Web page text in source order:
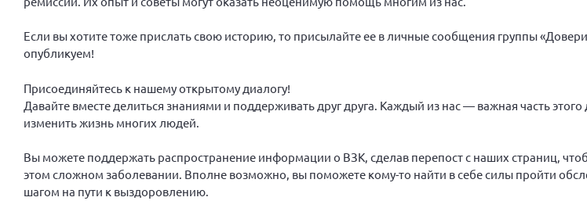
Если вы хотите тоже прислать свою историю, то присылайте ее в личные сообщения группы
опубликуем!
Присоединяйтесь к нашему открытому диалогу!
Давайте вместе делиться знаниями и поддерживать друг друга. Каждый из нас — важная часть
изменить жизнь многих людей.
Вы можете поддержать распространение информации о ВЗК, сделав перепост с наших страниц,
этом сложном заболевании. Вполне возможно, вы поможете кому-то найти в себе силы пройти
шагом на пути к выздоровлению.